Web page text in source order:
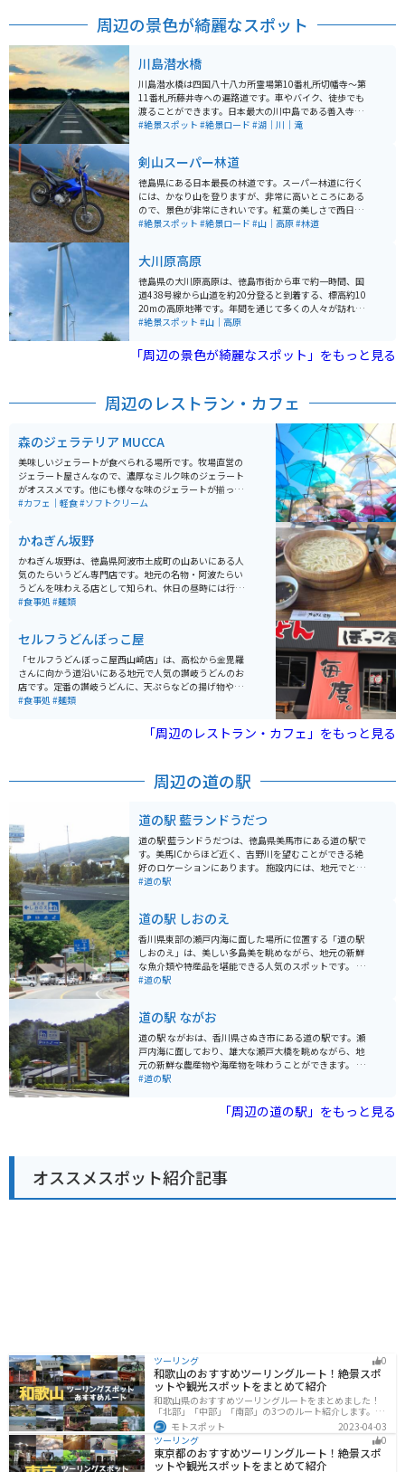
周辺の景色が綺麗なスポット
川島潜水橋
川島潜水橋は四国八十八カ所霊場第10番札所切幡寺～第
11番札所藤井寺への遍路道です。車やバイク、徒歩でも
渡ることができます。日本最大の川中島である善入寺島
と川島町を結んでいます。 台風や大雨の日は川が増水し
えたら通り過ぎるのを待ちましょう。天気のいい日は川
が広く周りに遮るものが無いので良い景色がみられま
す。とても綺麗な絶景ポイントです。
#絶景スポット #絶景ロード #湖｜川｜滝
剣山スーパー林道
徳島県にある日本最長の林道です。スーパー林道に行く
には、かなり山を登りますが、非常に高いところにある
ので、景色が非常にきれいです。紅葉の美しさで西日本
一と言われる高の瀬峡があります。また、長いダートコ
#絶景スポット #絶景ロード #山｜高原#林道
大川原高原
徳島県の大川原高原は、徳島市街から車で約一時間、国
道438号線から山道を約20分登ると到着する、標高約10
20mの高原地帯です。年間を通じて多くの人々が訪れ
る、豊かな自然と絶景を満喫できるスポットです。 大川
山々や阿讃山脈、紀伊水道を見渡すことができます。ま
た、村営の放牧場や生活環境保全林、約5haのアワミツ
ており、7月上旬には高原を青く染めます。また、昭和3
の風車が15基設置されています。大川原高原一帯は希少
な植物が数多く残る森林地帯を有しており、自然溢れる
観光スポットとなっています。
#絶景スポット #山｜高原
「周辺の景色が綺麗なスポット」をもっと見る
周辺のレストラン・カフェ
森のジェラテリア MUCCA
美味しいジェラートが食べられる場所です。牧場直営の
ジェラート屋さんなので、濃厚なミルク味のジェラート
がオススメです。他にも様々な味のジェラートが揃って
います。カラフルな傘が飾られており、オシャレな空間
#カフェ｜軽食#ソフトクリーム
かねぎん坂野
かねぎん坂野は、徳島県阿波市土成町の山あいにある人
気のたらいうどん専門店です。地元の名物・阿波たらい
うどんを味わえる店として知られ、休日の昼時には行列
ができることも多いほどの人気。木製の大きなたらいに
おすすめ。 うどんのほかにも釜飯やおにぎり、からあげ
などのサイドメニューも充実しています。山の中にある
ため、春の桜や秋の紅葉を眺めながら食事を楽しめるの
も魅力。バイクで訪れる場合は、県道沿いのワインディ
ングを抜ける快適なツーリングコースで、自然の景色を
#食事処 #麺類
セルフうどんぼっこ屋
「セルフうどんぼっこ屋西山崎店」は、高松から金毘羅
さんに向かう道沿いにある地元で人気の讃岐うどんのお
店です。定番の讃岐うどんに、天ぷらなどの揚げ物やお
でんなどのサイドメニューも充実しています。 お値段も
をトッピング、天ぷら類3品で600円ほとで食べられま
#食事処 #麺類
「周辺のレストラン・カフェ」をもっと見る
周辺の道の駅
道の駅 藍ランドうだつ
道の駅 藍ランドうだつは、徳島県美馬市にある道の駅で
す。美馬ICからほど近く、吉野川を望むことができる絶
好のロケーションにあります。 施設内には、地元でとれ
た新鮮な野菜や果物を販売する農産物直売所や、藍染め
カレーなどが人気です。 バイクで訪れる場合、道の駅に
は広い駐車場が完備されているので安心です。 また、道
の駅周辺には、うだつの町並みとして知られる、江戸時
代から明治時代にかけて建てられた商家が軒を連ねる歴
史的な街並みが残っています。 藍染め体験や、歴史散策
#道の駅
道の駅 しおのえ
香川県東部の瀬戸内海に面した場所に位置する「道の駅
しおのえ」は、美しい多島美を眺めながら、地元の新鮮
な魚介類や特産品を堪能できる人気のスポットです。 瀬
戸内海を望む絶景ロケーションにあるため、道の駅内の
地元産の野菜を使った料理などが人気です。 また、「し
おのえ」という名前の通り、塩作りが盛んな地域であ
り、道の駅では地元産の塩や、塩を使った様々な加工品
が販売されています。お土産にぴったりです。 バイクで
訪れる場合、道の駅には広々とした駐車場が完備されて
#道の駅
道の駅 ながお
道の駅 ながおは、香川県さぬき市にある道の駅です。瀬
戸内海に面しており、雄大な瀬戸大橋を眺めながら、地
元の新鮮な農産物や海産物を味わうことができます。 名
物は、なんといっても香川県産のブランド豚「オリーブ
ューが豊富で、中でも「オリーブ豚丼」は人気の一品で
す。ジューシーなオリーブ豚と、甘辛いタレがご飯によ
瀬戸内海沿いの道をツーリングする際には、ぜひ立ち寄
ってみてください。道の駅 ながおからは、瀬戸大橋記念
公園や、塩飽諸島へのフェリー乗り場も近いので、観光
#道の駅
「周辺の道の駅」をもっと見る
オススメスポット紹介記事
ツーリング 0
和歌山のおすすめツーリングルート！絶景スポ
ットや観光スポットをまとめて紹介
和歌山県のおすすめツーリングルートをまとめました！
「北部」「中部」「南部」の3つのルート紹介します。海
と山に囲まれた自然豊かなエリアが広がり、様々な楽し
み方ができます。バイクで和歌山県にツーリングに行く
際は参考にしてください。
モトスポット
2023-04-03
ツーリング
0
東京都のおすすめツーリングルート！絶景スポ
ットや観光スポットをまとめて紹介